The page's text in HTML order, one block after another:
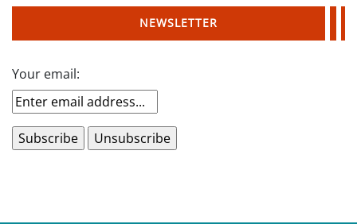
NEWSLETTER
Your email: